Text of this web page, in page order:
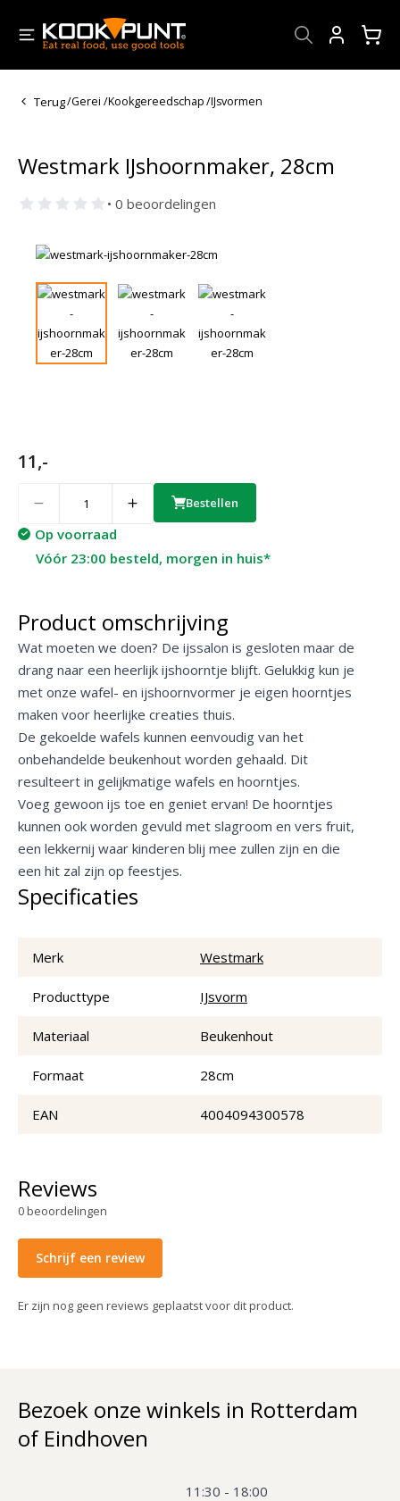
Terug/Gerei /Kookgereedschap/IJsvormen
Westmark IJshoornmaker, 28cm
• 0 beoordelingen
11,-
Bestellen
Op voorraad
Vóór 23:00 besteld, morgen in huis*
Product omschrijving
Wat moeten we doen? De ijssalon is gesloten maar de
drang naar een heerlijk ijshoorntje blijft. Gelukkig kun je
met onze wafel- en ijshoornvormer je eigen hoorntjes
maken voor heerlijke creaties thuis.
De gekoelde wafels kunnen eenvoudig van het
onbehandelde beukenhout worden gehaald. Dit
resulteert in gelijkmatige wafels en hoorntjes.
Voeg gewoon ijs toe en geniet ervan! De hoorntjes
kunnen ook worden gevuld met slagroom en vers fruit,
een lekkernij waar kinderen blij mee zullen zijn en die
een hit zal zijn op feestjes.
Specificaties
Merk Westmark
Producttype IJsvorm
Materiaal Beukenhout
Formaat 28cm
EAN 4004094300578
Reviews
0beoordelingen
Schrijf een review
Er zijn nog geen reviews geplaatst voor dit product.
Bezoek onze winkels in Rotterdam
of Eindhoven
11:30 - 18:00